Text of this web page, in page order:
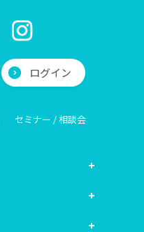
ログイン
セミナー / 相談会